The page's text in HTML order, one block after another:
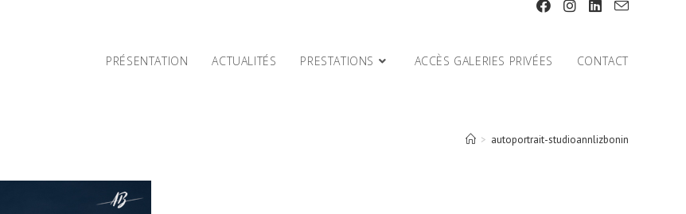
PRÉSENTATION ACTUALITÉS PRESTATIONS ACCÈS GALERIES PRIVÉES CONTACT
> autoportrait-studioannlizbonin